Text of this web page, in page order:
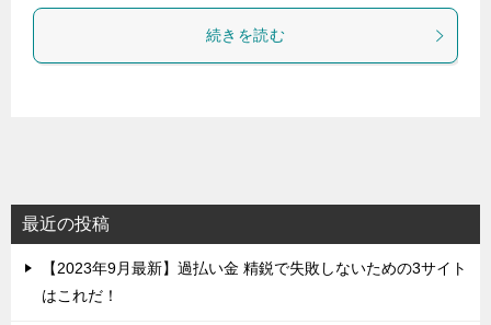
続きを読む
最近の投稿
【2023年9月最新】過払い金 精鋭で失敗しないための3サイト
はこれだ！